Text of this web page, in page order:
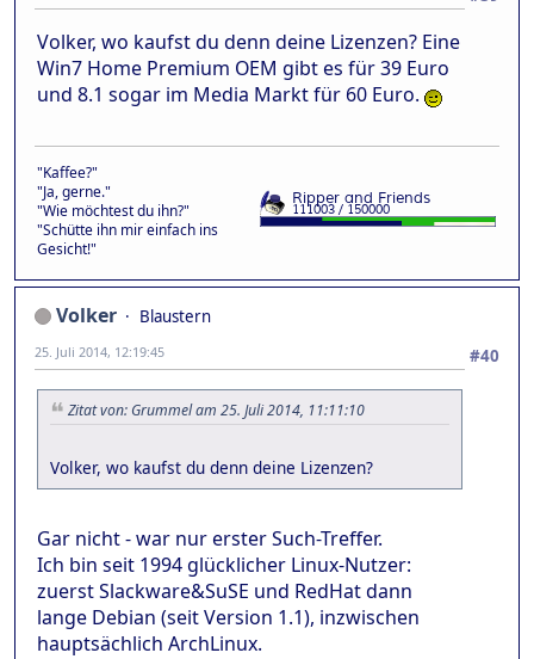
Volker, wo kaufst du denn deine Lizenzen? Eine
Win7 Home Premium OEM gibt es für 39 Euro
und 8.1 sogar im Media Markt für 60 Euro.
"Kaffee?"
"Ja, gerne."
"Wie möchtest du ihn?"
"Schütte ihn mir einfach ins
Gesicht!"
Volker
Blaustern
#40
25. Juli 2014, 12:19:45
Zitat von: Grummel am 25. Juli 2014, 11:11:10
Volker, wo kaufst du denn deine Lizenzen?
Gar nicht - war nur erster Such-Treffer.
Ich bin seit 1994 glücklicher Linux-Nutzer:
zuerst Slackware&SuSE und RedHat dann
lange Debian (seit Version 1.1), inzwischen
hauptsächlich ArchLinux.